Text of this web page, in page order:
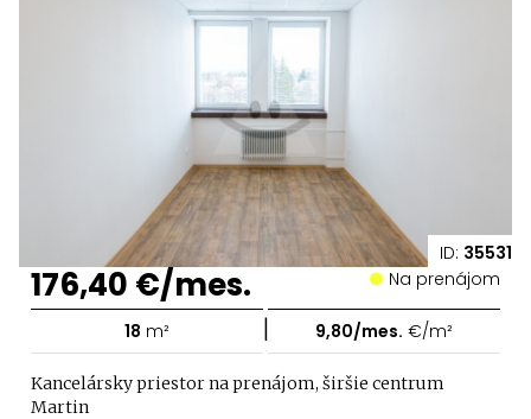
ID: 35531
176,40 €/mes. Na prenájom
18 m² | 9,80/mes. €/m²
Kancelársky priestor na prenájom, širšie centrum
Martin